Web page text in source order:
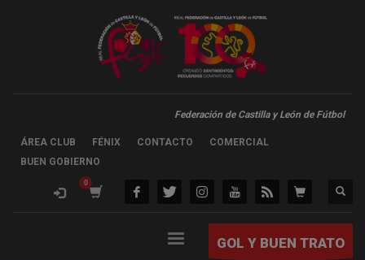
Federación de Castilla y León de Fútbol
ÁREA CLUB FÉNIX CONTACTO
COMERCIAL
BUEN GOBIERNO
GOL Y BUEN TRATO